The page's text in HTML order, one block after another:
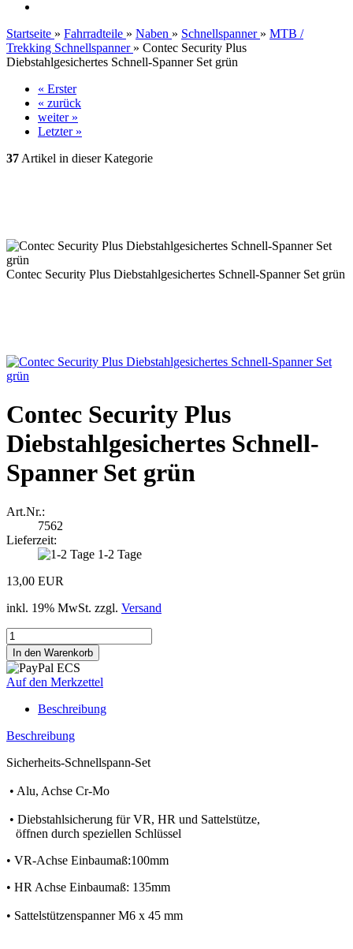
Startseite » Fahrradteile » Naben » Schnellspanner » MTB /
Trekking Schnellspanner » Contec Security Plus
Diebstahlgesichertes Schnell-Spanner Set grün
« Erster
« zurück
weiter »
Letzter »
37 Artikel in dieser Kategorie
Contec Security Plus Diebstahlgesichertes Schnell-Spanner Set grün
Contec Security Plus
Diebstahlgesichertes Schnell-
Spanner Set grün
Art.Nr.:
7562
Lieferzeit:
1-2 Tage
13,00 EUR
inkl. 19% MwSt. zzgl. Versand
Auf den Merkzettel
Beschreibung
Beschreibung
Sicherheits-Schnellspann-Set
• Alu, Achse Cr-Mo
• Diebstahlsicherung für VR, HR und Sattelstütze,
öffnen durch speziellen Schlüssel
• VR-Achse Einbaumaß:100mm
• HR Achse Einbaumaß: 135mm
• Sattelstützenspanner M6 x 45 mm